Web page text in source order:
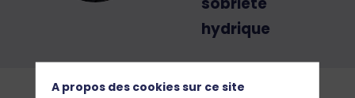
sobriété
hydrique
A propos des cookies sur ce site